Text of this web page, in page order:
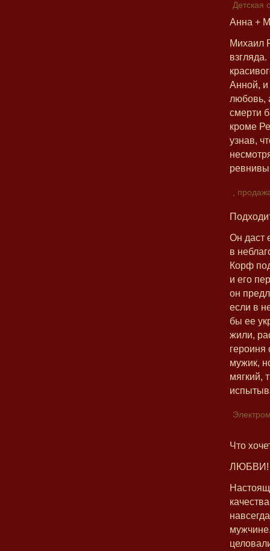
Детская
Анна +
Михаил
Анной, и
любовь,
смерти
кроме
узнав,
,
Он даст
в
Корф
и его
он
если в
бы ее
жили,
героиня
мужик,
мягкий,
Что
ЛЮБВИ!